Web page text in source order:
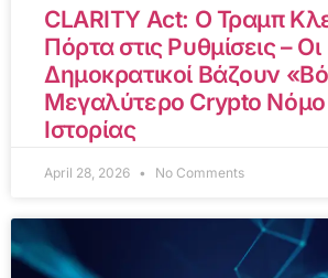
CLARITY Act: Ο Τραμπ
Πόρτα στις Ρυθμίσεις – Οι
Δημοκρατικοί Βάζουν
Μεγαλύτερο Crypto Νόμο
Ιστορίας
April 28, 2026 No Comments